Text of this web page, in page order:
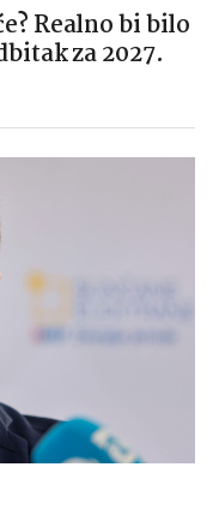
Realno bi bilo
za 2027.